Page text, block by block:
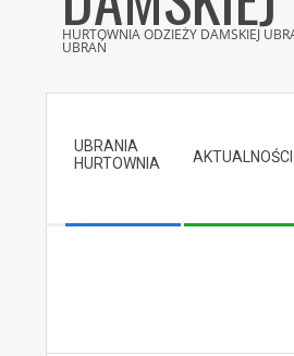
HURTOWNIA ODZIEŻY DAMSKIEJ
UBRAŃ
Menu
UBRANIA
HURTOWNIA
AKTUALNOŚCI